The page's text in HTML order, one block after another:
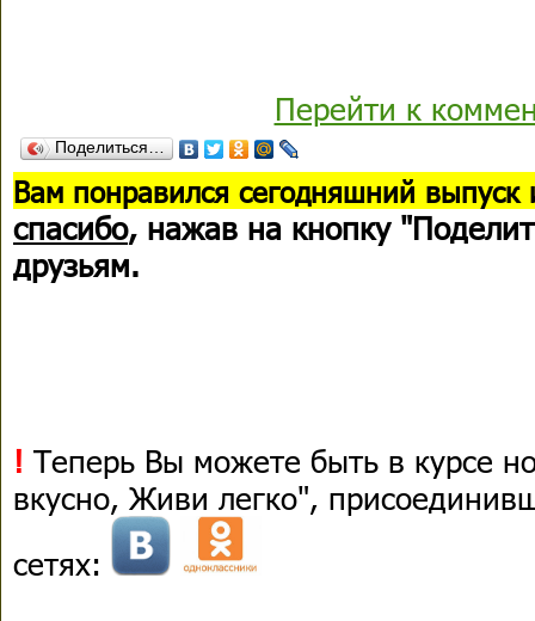
Перейти к
Поделиться…
Вам понравился сегодняшний выпуск
спасибо, нажав на кнопку
друзьям.
! Теперь Вы можете быть в курсе
вкусно, Живи легко",
сетях: